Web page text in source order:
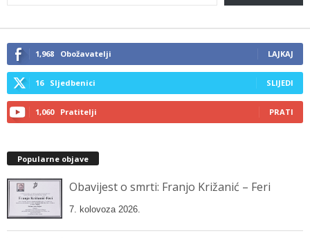
your
email…
1,968 Obožavatelji LAJKAJ
16 Sljedbenici SLIJEDI
1,060 Pratitelji PRATI
Popularne objave
Obavijest o smrti: Franjo Križanić – Feri
7. kolovoza 2026.